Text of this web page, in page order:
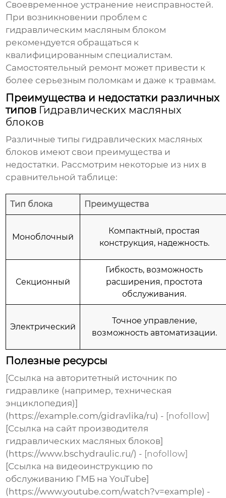
Своевременное устранение неисправностей.
При возникновении проблем с
гидравлическим масляным блоком
рекомендуется обращаться к
квалифицированным специалистам.
Самостоятельный ремонт может привести к
более серьезным поломкам и даже к травмам.
Преимущества и недостатки различных
типов Гидравлических масляных
блоков
Различные типы гидравлических масляных
блоков имеют свои преимущества и
недостатки. Рассмотрим некоторые из них в
сравнительной таблице:
Тип блока Преимущества
Моноблочный
Компактный, простая
конструкция, надежность.
Секционный
Гибкость, возможность
расширения, простота
обслуживания.
Электрический
Точное управление,
возможность автоматизации.
Полезные ресурсы
[Ссылка на авторитетный источник по
гидравлике (например, техническая
энциклопедия)]
(https://example.com/gidravlika/ru) - [nofollow]
[Ссылка на сайт производителя
гидравлических масляных блоков]
(https://www.bschydraulic.ru/) - [nofollow]
[Ссылка на видеоинструкцию по
обслуживанию ГМБ на YouTube]
(https://www.youtube.com/watch?v=example) -